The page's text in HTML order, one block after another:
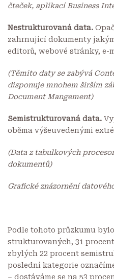
čteček, aplikací Business
Nestrukturovaná data.
zahrnující dokumenty
editorů, webové stránky, e-
(Těmito daty se zabývá
disponuje mnohem širším
Document Mangement)
Semistrukturovaná data.
oběma výšeuvedenými
(Data z tabulkových
dokumentů)
Grafické znázornění
Podle tohoto průzkumu
strukturovaných, 31
zbylých 22 procent
poslední kategorie
– dostáváme se na 53